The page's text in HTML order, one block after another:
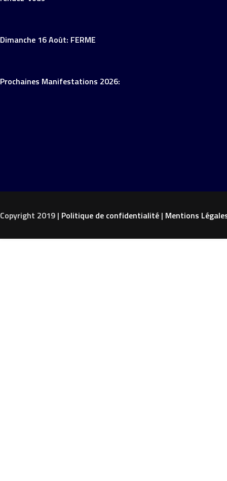
Dimanche 16 Août: FERME
Prochaines Manifestations 2026:
Copyright 2019 | Politique de confidentialité | Mentions